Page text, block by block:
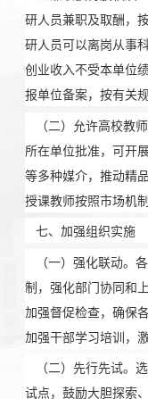
研人员兼职及取酬，
研人员可以离岗从事
创业收入不受本单位
报单位备案，按有关
（二）允许高校教
所在单位批准，可开
等多种媒介，推动精
授课教师按照市场机
七、加强组织实施
（一）强化联动。
制，强化部门协同和
加强督促检查，确保
加强干部学习培训，
（二）先行先试。
试点，鼓励大胆探索